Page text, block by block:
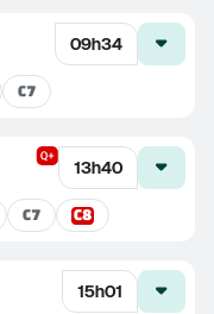
09h34
C7
13h40
C7 C8
15h01